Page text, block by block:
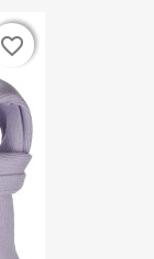
favorite_border
favorite_border